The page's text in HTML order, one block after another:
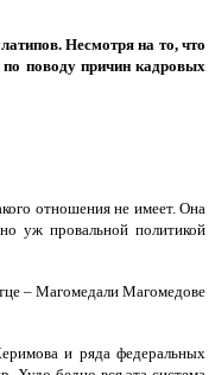
Несмотря на то, что
поводу причин кадровых
отношения не имеет. Она
уж провальной политикой
– Магомедали Магомедове
и ряда федеральных